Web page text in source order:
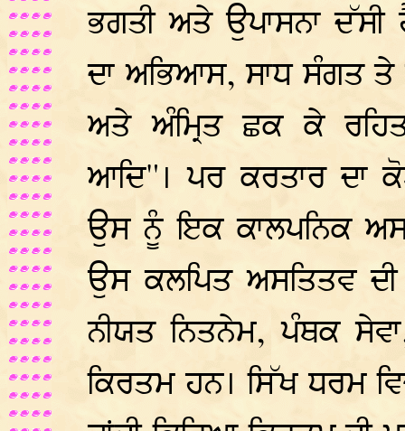
ਭਗਤੀ ਅਤੇ ਉਪਾਸਨਾ
ਦਾ ਅਭਿਆਸ, ਸਾਧ ਸੰਗਤ ਤੇ
ਅਤੇ ਅੰਮ੍ਰਿਤ ਛਕ ਕੇ
ਆਦਿ"। ਪਰ ਕਰਤਾਰ ਦਾ
ਉਸ ਨੂੰ ਇਕ ਕਾਲਪਨਿਕ
ਉਸ ਕਲਪਿਤ ਅਸਤਿਤਵ
ਨੀਯਤ ਨਿਤਨੇਮ, ਪੰਥਕ
ਕਿਰਤਮ ਹਨ। ਸਿੱਖ ਧਰਮ